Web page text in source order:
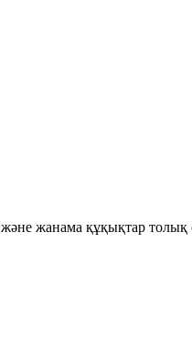
жанама құқықтар толық